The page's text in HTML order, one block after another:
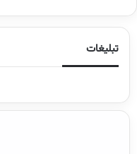
تبلیغات